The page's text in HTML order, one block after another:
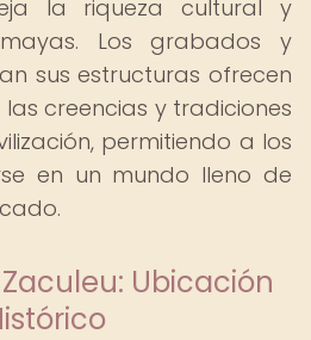
la riqueza cultural y
Los grabados y
sus estructuras ofrecen
creencias y tradiciones
permitiendo a los
en un mundo lleno de
Ubicación